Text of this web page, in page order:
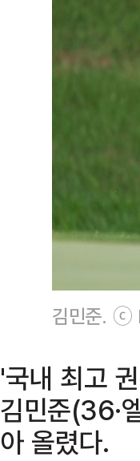
김민준. ⓒ
'국내 최고
김민준(36·
아 올렸다.